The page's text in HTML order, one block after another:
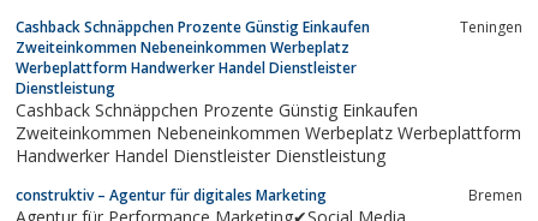
konsequente Anwendung neuster empirischer Erkenntnisse in
Kombination mit kreativen Leistungen...
Cashback Schnäppchen Prozente Günstig Einkaufen
Zweiteinkommen Nebeneinkommen Werbeplatz
Werbeplattform Handwerker Handel Dienstleister
Dienstleistung
Teningen
Cashback Schnäppchen Prozente Günstig Einkaufen
Zweiteinkommen Nebeneinkommen Werbeplatz Werbeplattform
Handwerker Handel Dienstleister Dienstleistung
construktiv – Agentur für digitales Marketing Bremen